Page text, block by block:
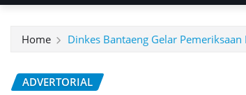
Home Dinkes Bantaeng Gelar
ADVERTORIAL